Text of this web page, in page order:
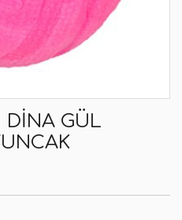
DINA GÜL